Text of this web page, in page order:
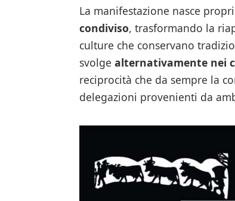
La manifestazione nasce
condiviso, trasformando la
culture che conservano
svolge alternativamente nei
reciprocità che da sempre la
delegazioni provenienti da